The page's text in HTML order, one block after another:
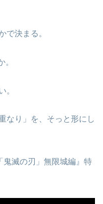
で決まる。
。
。
なり」を、そっと形にし
鬼滅の刃」無限城編』特